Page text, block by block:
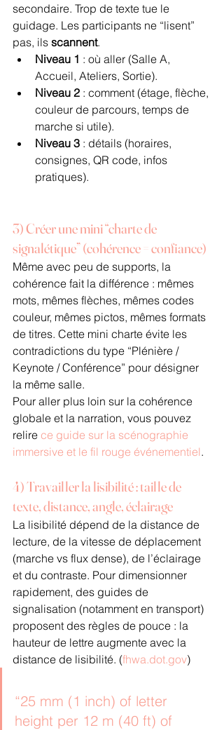
secondaire. Trop de texte tue le
guidage. Les participants ne “lisent”
pas, ils scannent.
Niveau 1 : où aller (Salle A,
Accueil, Ateliers, Sortie).
Niveau 2 : comment (étage, flèche,
couleur de parcours, temps de
marche si utile).
Niveau 3 : détails (horaires,
consignes, QR code, infos
pratiques).
3) Créer une mini “charte de
signalétique” (cohérence = confiance)
Même avec peu de supports, la
cohérence fait la différence : mêmes
mots, mêmes flèches, mêmes codes
couleur, mêmes pictos, mêmes formats
de titres. Cette mini charte évite les
contradictions du type “Plénière /
Keynote / Conférence” pour désigner
la même salle.
Pour aller plus loin sur la cohérence
globale et la narration, vous pouvez
relire ce guide sur la scénographie
immersive et le fil rouge événementiel.
4) Travailler la lisibilité : taille de
texte, distance, angle, éclairage
La lisibilité dépend de la distance de
lecture, de la vitesse de déplacement
(marche vs flux dense), de l’éclairage
et du contraste. Pour dimensionner
rapidement, des guides de
signalisation (notamment en transport)
proposent des règles de pouce : la
hauteur de lettre augmente avec la
distance de lisibilité. (fhwa.dot.gov)
“25 mm (1 inch) of letter
height per 12 m (40 ft) of